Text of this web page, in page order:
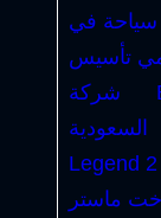
سياحة في
تأسيس
شركة
السعودية
Legend 2
ماستر